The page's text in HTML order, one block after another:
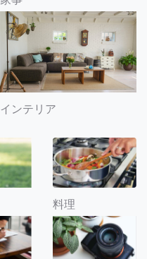
インテリア
料理